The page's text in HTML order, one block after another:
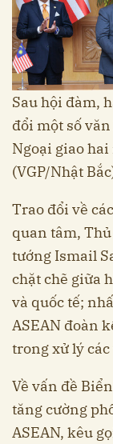
Sau hội đàm,
đổi một số
Ngoại giao
(VGP/Nhật
Trao đổi về
quan tâm,
tướng Ismail
chặt chẽ giữa
và quốc tế;
ASEAN đoàn
trong xử lý
Về vấn đề
tăng cường
ASEAN, kêu